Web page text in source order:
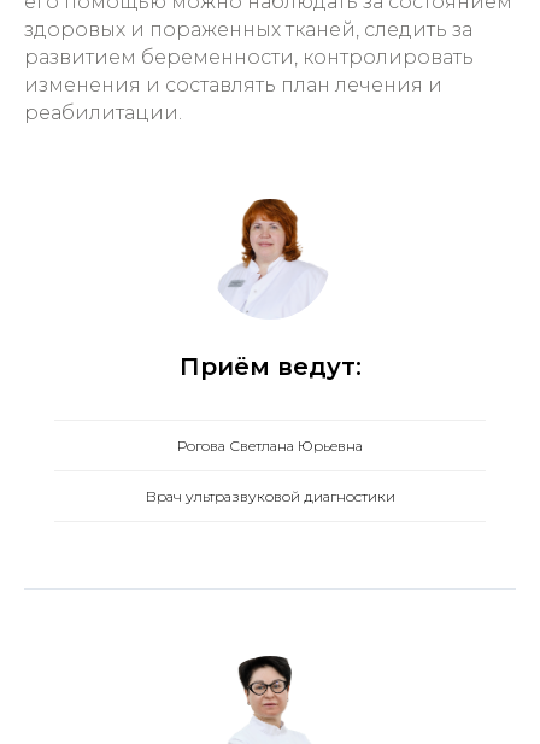
здоровых и пораженных тканей, следить за
развитием беременности, контролировать
изменения и составлять план лечения и
реабилитации.
Приём ведут:
Рогова Светлана Юрьевна
Врач ультразвуковой диагностики